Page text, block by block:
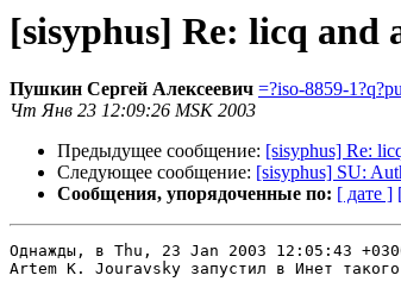
[sisyphus] Re: licq and
Пушкин Сергей Алексеевич =?iso-8859-
Чт Янв 23 12:09:26 MSK 2003
Предыдущее сообщение: [sisyphus] Re:
Следующее сообщение: [sisyphus] SU:
Сообщения, упорядоченные по: [ дате ]
Однажды, в Thu, 23 Jan 2003 12:05:43
Artem K. Jouravsky запустил в Инет